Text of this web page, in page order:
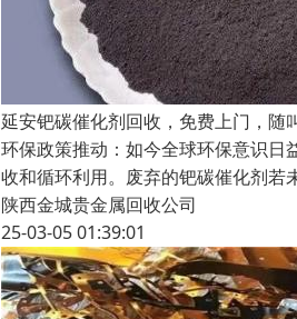
延安钯碳催化剂回收，免费上门，随
环保政策推动：如今全球环保意识日
收和循环利用。废弃的钯碳催化剂若
陕西金城贵金属回收公司
25-03-05 01:39:01